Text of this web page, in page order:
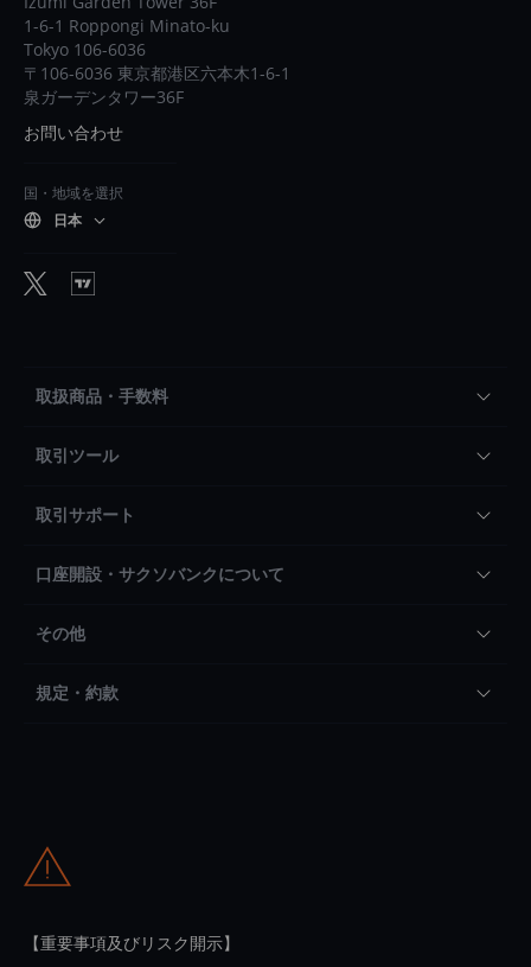
1-6-1 Roppongi Minato-ku
Tokyo 106-6036
〒106-6036 東京都港区六本木1-6-1
泉ガーデンタワー36F
お問い合わせ
国・地域を選択
日本
取扱商品・手数料
取引ツール
取引サポート
口座開設・サクソバンクについて
その他
規定・約款
【重要事項及びリスク開示】